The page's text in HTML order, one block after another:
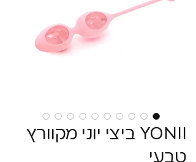
YONII ביצי יוני מקוורץ